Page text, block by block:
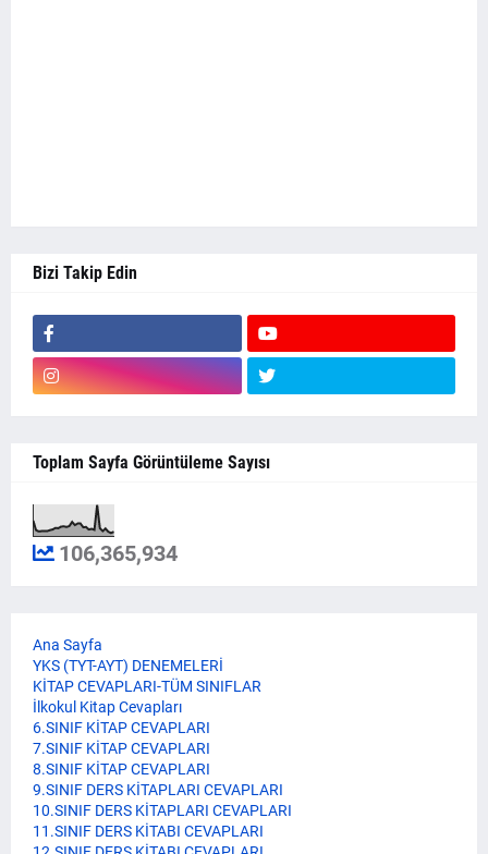
Bizi Takip Edin
Toplam Sayfa Görüntüleme Sayısı
106,365,934
Ana Sayfa
YKS (TYT-AYT) DENEMELERİ
KİTAP CEVAPLARI-TÜM SINIFLAR
İlkokul Kitap Cevapları
6.SINIF KİTAP CEVAPLARI
7.SINIF KİTAP CEVAPLARI
8.SINIF KİTAP CEVAPLARI
9.SINIF DERS KİTAPLARI CEVAPLARI
10.SINIF DERS KİTAPLARI CEVAPLARI
11.SINIF DERS KİTABI CEVAPLARI